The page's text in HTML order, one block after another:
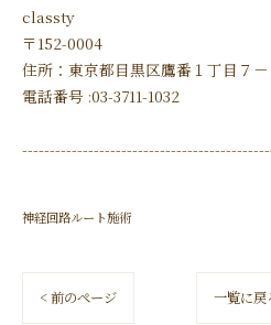
classty
〒152-0004
住所：東京都目黒区鷹番１丁目７－
電話番号 :03-3711-1032
神経回路ルート施術
< 前のページ 一覧に戻